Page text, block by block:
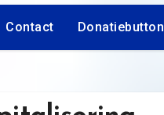
Contact Donatiebutton